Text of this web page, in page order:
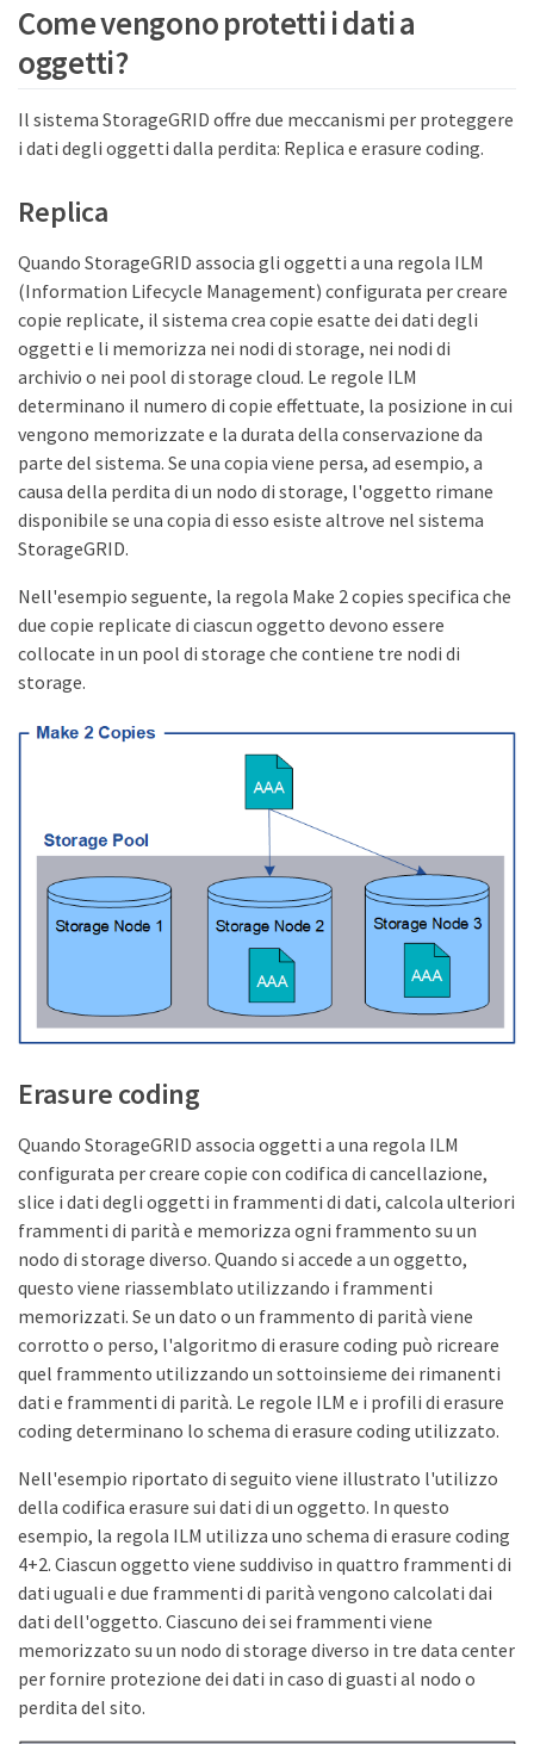
Come vengono protetti i dati a
oggetti?
Il sistema StorageGRID offre due meccanismi per proteggere
i dati degli oggetti dalla perdita: Replica e erasure coding.
Replica
Quando StorageGRID associa gli oggetti a una regola ILM
(Information Lifecycle Management) configurata per creare
copie replicate, il sistema crea copie esatte dei dati degli
oggetti e li memorizza nei nodi di storage, nei nodi di
archivio o nei pool di storage cloud. Le regole ILM
determinano il numero di copie effettuate, la posizione in cui
vengono memorizzate e la durata della conservazione da
parte del sistema. Se una copia viene persa, ad esempio, a
causa della perdita di un nodo di storage, l'oggetto rimane
disponibile se una copia di esso esiste altrove nel sistema
StorageGRID.
Nell'esempio seguente, la regola Make 2 copies specifica che
due copie replicate di ciascun oggetto devono essere
collocate in un pool di storage che contiene tre nodi di
storage.
Erasure coding
Quando StorageGRID associa oggetti a una regola ILM
configurata per creare copie con codifica di cancellazione,
slice i dati degli oggetti in frammenti di dati, calcola ulteriori
frammenti di parità e memorizza ogni frammento su un
nodo di storage diverso. Quando si accede a un oggetto,
questo viene riassemblato utilizzando i frammenti
memorizzati. Se un dato o un frammento di parità viene
corrotto o perso, l'algoritmo di erasure coding può ricreare
quel frammento utilizzando un sottoinsieme dei rimanenti
dati e frammenti di parità. Le regole ILM e i profili di erasure
coding determinano lo schema di erasure coding utilizzato.
Nell'esempio riportato di seguito viene illustrato l'utilizzo
della codifica erasure sui dati di un oggetto. In questo
esempio, la regola ILM utilizza uno schema di erasure coding
4+2. Ciascun oggetto viene suddiviso in quattro frammenti di
dati uguali e due frammenti di parità vengono calcolati dai
dati dell'oggetto. Ciascuno dei sei frammenti viene
memorizzato su un nodo di storage diverso in tre data center
per fornire protezione dei dati in caso di guasti al nodo o
perdita del sito.